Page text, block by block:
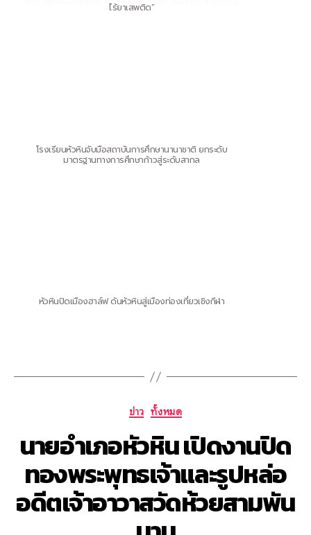
มาตรฐานทางการศึกษาก้าวสู่ระดับสากล
นายอำเภอหัวหิน เปิดงานปิด
ทองพระพุทธเจ้าและรูปหล่อ
อดีตเจ้าอาวาสวัดห้วยสามพัน
นาม